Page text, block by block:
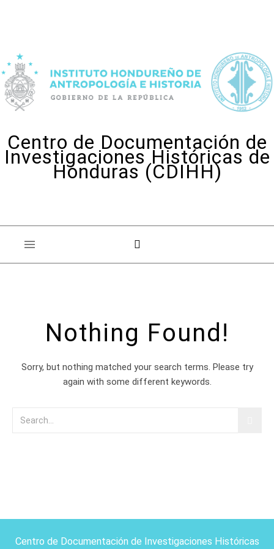
Centro de Documentación de
Investigaciones Históricas de
Honduras (CDIHH)
Nothing Found!
Sorry, but nothing matched your search terms. Please try
again with some different keywords.
Centro de Documentación de Investigaciones Históricas